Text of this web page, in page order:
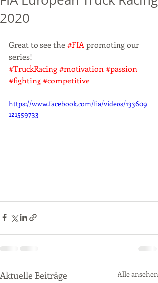
2020
Great to see the #FIA promoting our
series!
#TruckRacing#motivation #passion
#fighting#competitive
https://www.facebook.com/fia/videos/133609
121559733
Aktuelle Beiträge Alle ansehen